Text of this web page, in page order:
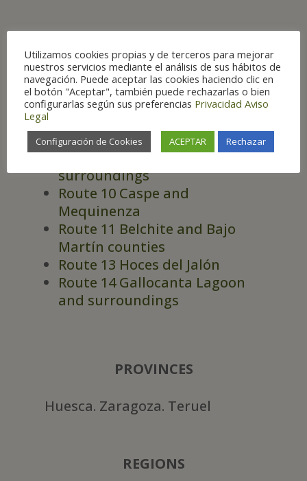
ROUTES
Route 6 Huesca and
surroundings
Cinca counties
Route 9 Zaragoza and
surroundings
Route 10 Caspe and
Mequinenza
Route 11 Belchite and Bajo
Martín counties
Route 13 Hoces del Jalón
Route 14 Gallocanta Lagoon
and surroundings
PROVINCES
Huesca. Zaragoza. Teruel
REGIONS
Utilizamos cookies propias y de terceros para mejorar
nuestros servicios mediante el análisis de sus hábitos de
navegación. Puede aceptar las cookies haciendo clic en
el botón "Aceptar", también puede rechazarlas o bien
configurarlas según sus preferencias Privacidad Aviso
Legal
Configuración de Cookies ACEPTAR Rechazar